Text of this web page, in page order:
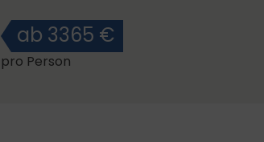
ab 3365 €
pro Person